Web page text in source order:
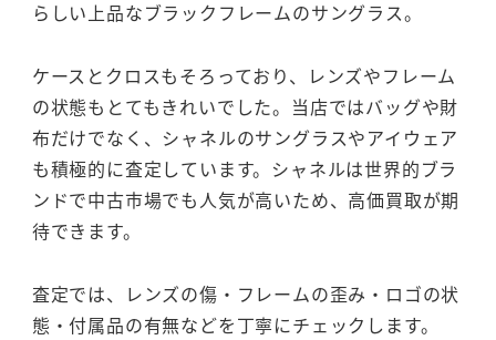
らしい上品なブラックフレームのサングラス。
ケースとクロスもそろっており、レンズやフレーム
の状態もとてもきれいでした。当店ではバッグや財
布だけでなく、シャネルのサングラスやアイウェア
も積極的に査定しています。シャネルは世界的ブラ
ンドで中古市場でも人気が高いため、高価買取が期
待できます。
査定では、レンズの傷・フレームの歪み・ロゴの状
態・付属品の有無などを丁寧にチェックします。